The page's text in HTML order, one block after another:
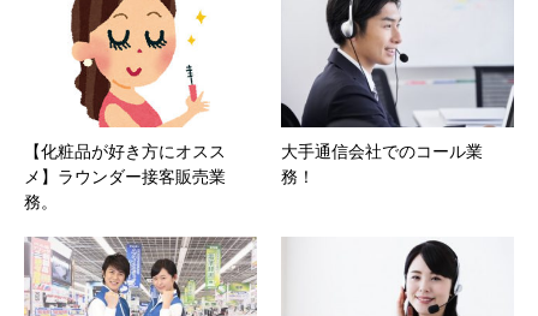
【化粧品が好き方にオスス
メ】ラウンダー接客販売業
務。
大手通信会社でのコール業
務！